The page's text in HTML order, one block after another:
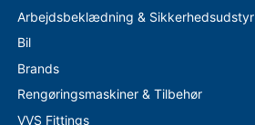
Arbejdsbeklædning & Sikkerhedsudstyr
Bil
Brands
Rengøringsmaskiner & Tilbehør
VVS Fittings